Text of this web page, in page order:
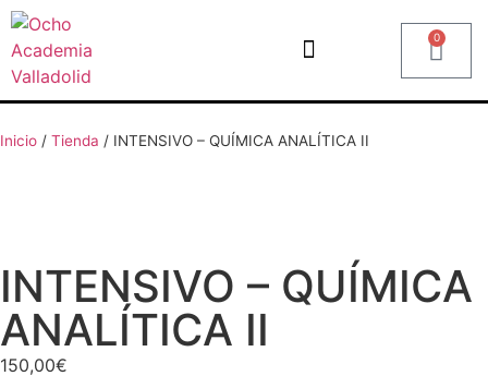
0
Inicio / Tienda / INTENSIVO – QUÍMICA ANALÍTICA II
INTENSIVO – QUÍMICA
ANALÍTICA II
150,00€